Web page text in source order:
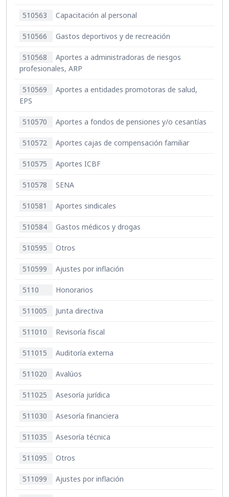
510563 Capacitación al personal
510566 Gastos deportivos y de recreación
510568
Aportes a administradoras de riesgos
profesionales, ARP
510569
Aportes a entidades promotoras de salud,
EPS
510570 Aportes a fondos de pensiones y/o cesantías
510572 Aportes cajas de compensación familiar
510575 Aportes ICBF
510578 SENA
510581 Aportes sindicales
510584 Gastos médicos y drogas
510595 Otros
510599 Ajustes por inflación
5110 Honorarios
511005 Junta directiva
511010 Revisoría fiscal
511015 Auditoría externa
511020 Avalúos
511025 Asesoría jurídica
511030 Asesoría financiera
511035 Asesoría técnica
511095 Otros
511099 Ajustes por inflación